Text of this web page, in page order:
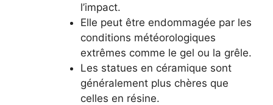
l’impact.
Elle peut être endommagée par les
conditions météorologiques
extrêmes comme le gel ou la grêle.
Les statues en céramique sont
généralement plus chères que
celles en résine.